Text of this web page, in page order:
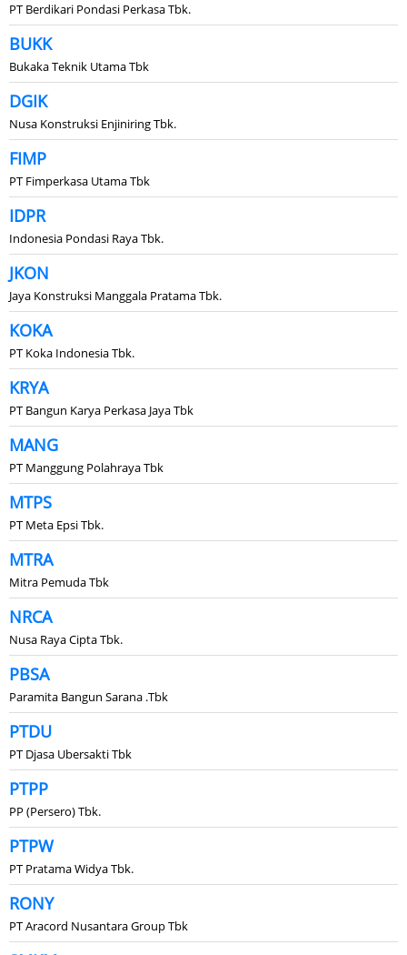
PT Berdikari Pondasi Perkasa Tbk.
BUKK
Bukaka Teknik Utama Tbk
DGIK
Nusa Konstruksi Enjiniring Tbk.
FIMP
PT Fimperkasa Utama Tbk
IDPR
Indonesia Pondasi Raya Tbk.
JKON
Jaya Konstruksi Manggala Pratama Tbk.
KOKA
PT Koka Indonesia Tbk.
KRYA
PT Bangun Karya Perkasa Jaya Tbk
MANG
PT Manggung Polahraya Tbk
MTPS
PT Meta Epsi Tbk.
MTRA
Mitra Pemuda Tbk
NRCA
Nusa Raya Cipta Tbk.
PBSA
Paramita Bangun Sarana .Tbk
PTDU
PT Djasa Ubersakti Tbk
PTPP
PP (Persero) Tbk.
PTPW
PT Pratama Widya Tbk.
RONY
PT Aracord Nusantara Group Tbk